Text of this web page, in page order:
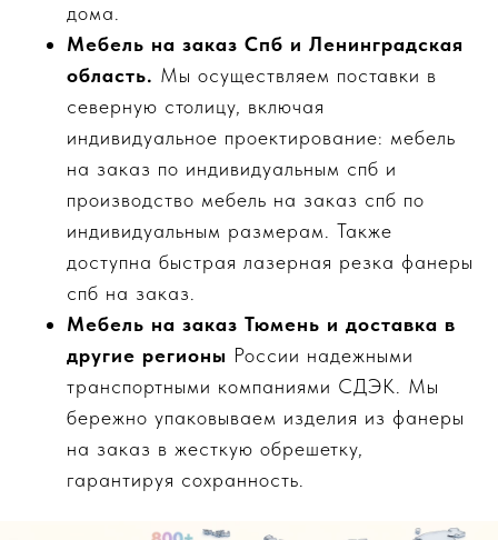
дома.
Мебель на заказ Спб и Ленинградская
область. Мы осуществляем поставки в
северную столицу, включая
индивидуальное проектирование: мебель
на заказ по индивидуальным спб и
производство мебель на заказ спб по
индивидуальным размерам. Также
доступна быстрая лазерная резка фанеры
спб на заказ.
Мебель на заказ Тюмень и доставка в
другие регионы России надежными
транспортными компаниями СДЭК. Мы
бережно упаковываем изделия из фанеры
на заказ в жесткую обрешетку,
гарантируя сохранность.